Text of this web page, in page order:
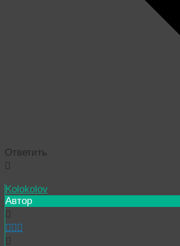
Ответить
Kolokolov
Автор